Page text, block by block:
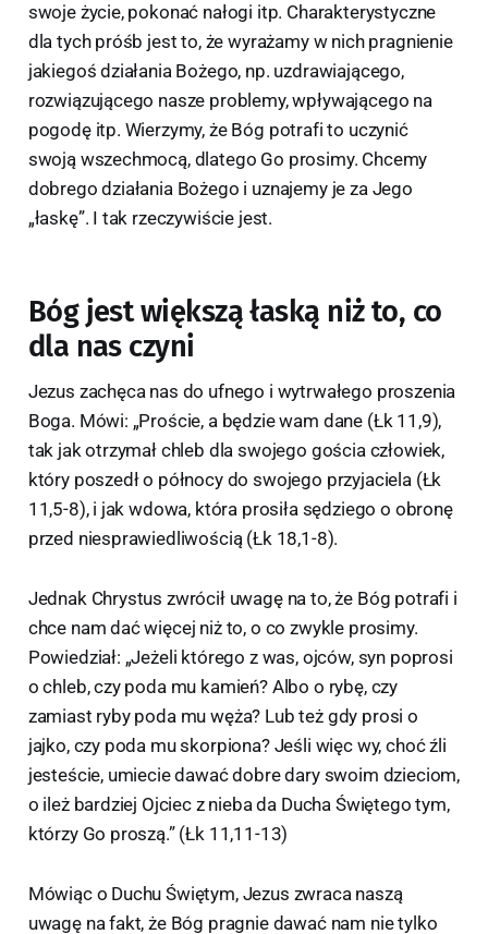
swoje życie, pokonać nałogi itp. Charakterystyczne
dla tych próśb jest to, że wyrażamy w nich pragnienie
jakiegoś działania Bożego, np. uzdrawiającego,
rozwiązującego nasze problemy, wpływającego na
pogodę itp. Wierzymy, że Bóg potrafi to uczynić
swoją wszechmocą, dlatego Go prosimy. Chcemy
dobrego działania Bożego i uznajemy je za Jego
„łaskę”. I tak rzeczywiście jest.
Bóg jest większą łaską niż to, co
dla nas czyni
Jezus zachęca nas do ufnego i wytrwałego proszenia
Boga. Mówi: „Proście, a będzie wam dane (Łk 11,9),
tak jak otrzymał chleb dla swojego gościa człowiek,
który poszedł o północy do swojego przyjaciela (Łk
11,5-8), i jak wdowa, która prosiła sędziego o obronę
przed niesprawiedliwością (Łk 18,1-8).
Jednak Chrystus zwrócił uwagę na to, że Bóg potrafi i
chce nam dać więcej niż to, o co zwykle prosimy.
Powiedział: „Jeżeli którego z was, ojców, syn poprosi
o chleb, czy poda mu kamień? Albo o rybę, czy
zamiast ryby poda mu węża? Lub też gdy prosi o
jajko, czy poda mu skorpiona? Jeśli więc wy, choć źli
jesteście, umiecie dawać dobre dary swoim dzieciom,
o ileż bardziej Ojciec z nieba da Ducha Świętego tym,
którzy Go proszą.” (Łk 11,11-13)
Mówiąc o Duchu Świętym, Jezus zwraca naszą
uwagę na fakt, że Bóg pragnie dawać nam nie tylko